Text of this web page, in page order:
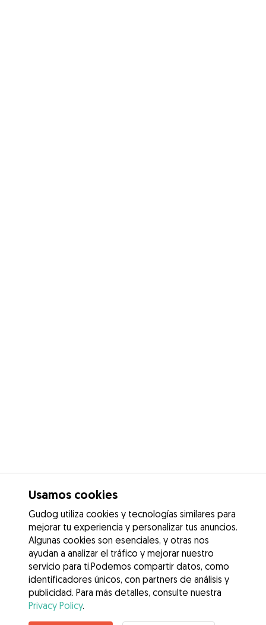
Usamos cookies
Gudog utiliza cookies y tecnologías similares para
mejorar tu experiencia y personalizar tus anuncios.
Algunas cookies son esenciales, y otras nos
ayudan a analizar el tráfico y mejorar nuestro
servicio para ti.Podemos compartir datos, como
identificadores únicos, con partners de análisis y
publicidad. Para más detalles, consulte nuestra
Privacy Policy.